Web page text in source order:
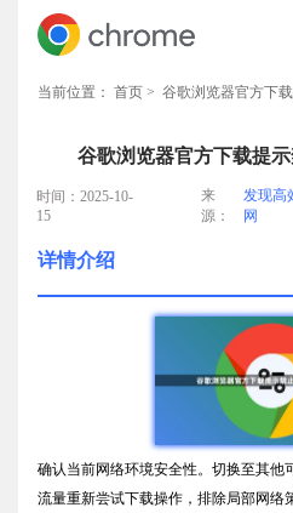
当前位置： 首页 > 谷歌浏览器官方下
谷歌浏览器官方下载提
时间：2025-10-
15
来
源：
发现高
网
详情介绍
确认当前网络环境安全性。切换至其他
流量重新尝试下载操作，排除局部网络